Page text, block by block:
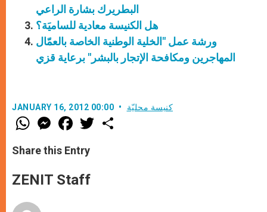
البطريرك بشارة الراعي
هل الكنيسة معادية للساميَة؟
ورشة عمل "الخلية الوطنية الخاصة بالعمّال
المهاجرين ومكافحة الإتجار بالبشر" برعاية قزي
JANUARY 16, 2012 00:00 كنيسة محليّة
W
h
t
s
p
p
M
e
s
e
g
e
F
a
e
b
o
k
w
Share this Entry
ZENIT Staff